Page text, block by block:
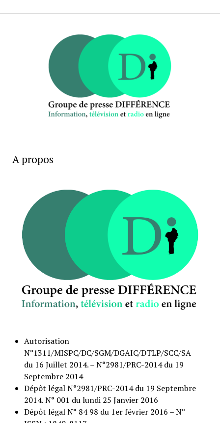
A propos
Autorisation
N°1311/MISPC/DC/SGM/DGAIC/DTLP/SCC/SA
du 16 Juillet 2014. – N°2981/PRC-2014 du 19
Septembre 2014
Dépôt légal N°2981/PRC-2014 du 19 Septembre
2014. N° 001 du lundi 25 Janvier 2016
Dépôt légal N° 84 98 du 1er février 2016 – N°